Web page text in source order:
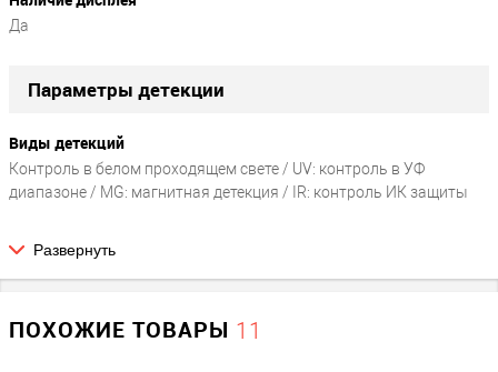
Да
Параметры детекции
Виды детекций
Контроль в белом проходящем свете / UV: контроль в УФ
диапазоне / MG: магнитная детекция / IR: контроль ИК защиты
Физические параметры
160/180/260
Развернуть
ПОХОЖИЕ ТОВАРЫ 11